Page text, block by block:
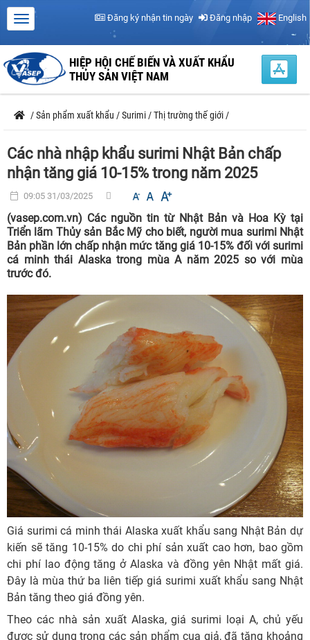
Đăng ký nhận tin ngày Đăng nhập English
HIỆP HỘI CHẾ BIẾN VÀ XUẤT KHẨU
THỦY SẢN VIỆT NAM
/Sản phẩm xuất khẩu /Surimi /Thị trường thế giới /
Các nhà nhập khẩu surimi Nhật Bản chấp
nhận tăng giá 10-15% trong năm 2025
09:05 31/03/2025
(vasep.com.vn) Các nguồn tin từ Nhật Bản và Hoa Kỳ tại
Triển lãm Thủy sản Bắc Mỹ cho biết, người mua surimi Nhật
Bản phần lớn chấp nhận mức tăng giá 10-15% đối với surimi
cá minh thái Alaska trong mùa A năm 2025 so với mùa
trước đó.
Giá surimi cá minh thái Alaska xuất khẩu sang Nhật Bản dự
kiến ​​sẽ tăng 10-15% do chi phí sản xuất cao hơn, bao gồm
chi phí lao động tăng ở Alaska và đồng yên Nhật mất giá.
Đây là mùa thứ ba liên tiếp giá surimi xuất khẩu sang Nhật
Bản tăng theo giá đồng yên.
Theo các nhà sản xuất Alaska, giá surimi loại A, chủ yếu
được sử dụng trong các sản phẩm cua giả, đã tăng khoảng